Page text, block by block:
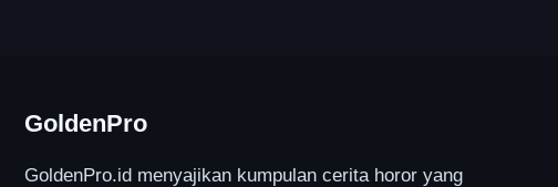
GoldenPro
GoldenPro.id menyajikan kumpulan cerita horor yang